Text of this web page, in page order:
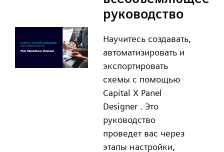
руководство
Научитесь создавать,
автоматизировать и
экспортировать
схемы с помощью
Capital X Panel
Designer . Это
руководство
проведет вас через
этапы настройки,